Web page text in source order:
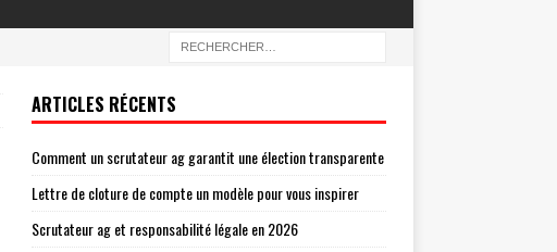
ARTICLES RÉCENTS
Comment un scrutateur ag garantit une élection transparente
Lettre de cloture de compte un modèle pour vous inspirer
Scrutateur ag et responsabilité légale en 2026